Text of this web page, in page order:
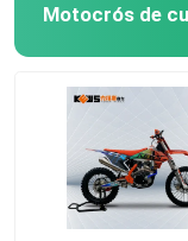
Motocrós de